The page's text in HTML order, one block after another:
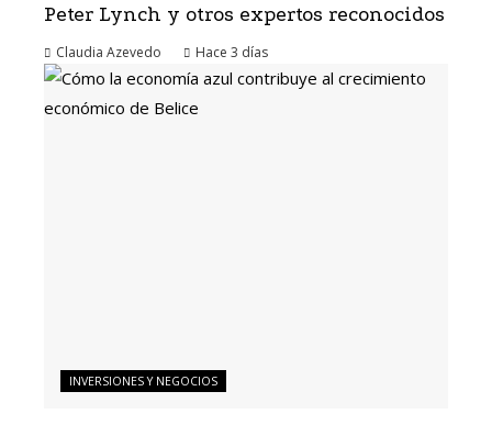
Peter Lynch y otros expertos reconocidos
Claudia Azevedo Hace 3 días
INVERSIONES Y NEGOCIOS